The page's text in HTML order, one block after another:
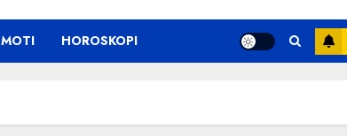
MOTI HOROSKOPI